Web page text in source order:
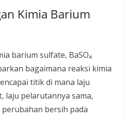
Kimia Barium
barium sulfate, BaSO₄
bagaimana reaksi kimia
titik di mana laju
laju pelarutannya sama,
bersih pada